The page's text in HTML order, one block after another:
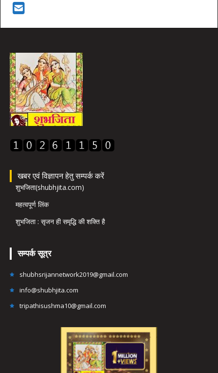
खबर एवं विज्ञापन हेतु सम्पर्क करें
शुभजिता(shubhjita.com)
महत्वपूर्ण लिंक
शुभजिता : सृजन ही समृद्धि की शक्ति है
सम्पर्क सूत्र
shubhsrijannetwork2019@gmail.com
info@shubhjita.com
tripathisushma10@gmail.com